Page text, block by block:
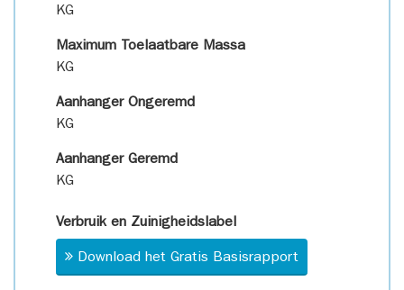
KG
Maximum Toelaatbare Massa
KG
Aanhanger Ongeremd
KG
Aanhanger Geremd
KG
Verbruik en Zuinigheidslabel
Download het Gratis Basisrapport